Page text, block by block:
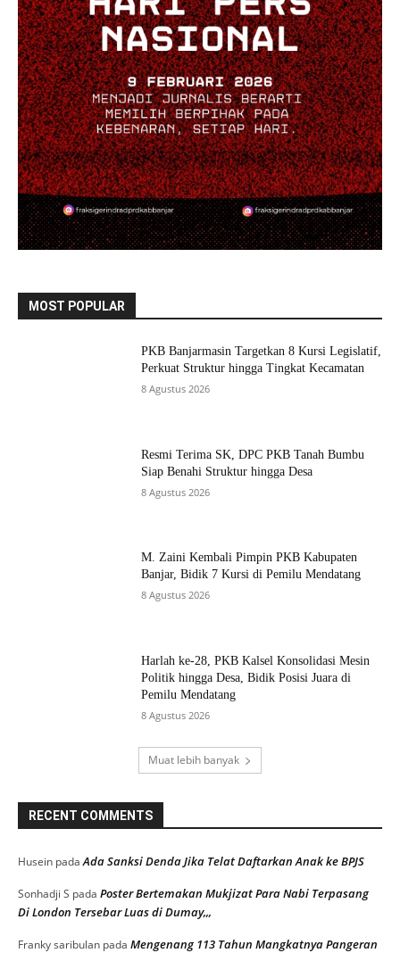
MOST POPULAR
PKB Banjarmasin Targetkan 8 Kursi Legislatif,
Perkuat Struktur hingga Tingkat Kecamatan
8 Agustus 2026
Resmi Terima SK, DPC PKB Tanah Bumbu
Siap Benahi Struktur hingga Desa
8 Agustus 2026
M. Zaini Kembali Pimpin PKB Kabupaten
Banjar, Bidik 7 Kursi di Pemilu Mendatang
8 Agustus 2026
Harlah ke-28, PKB Kalsel Konsolidasi Mesin
Politik hingga Desa, Bidik Posisi Juara di
Pemilu Mendatang
8 Agustus 2026
Muat lebih banyak
RECENT COMMENTS
Husein padaAda Sanksi Denda Jika Telat Daftarkan Anak ke BPJS
Sonhadji S pada Poster Bertemakan Mukjizat Para Nabi Terpasang
Di London Tersebar Luas di Dumay,,,
Franky saribulan pada Mengenang 113 Tahun Mangkatnya Pangeran